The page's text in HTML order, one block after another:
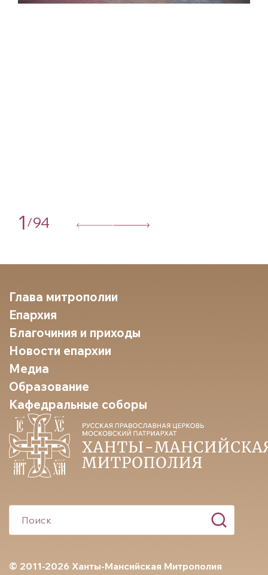
1 /94
© 2011-2026 Ханты-Мансийская Митрополия
Глава митрополии
Епархия
Благочиния и приходы
Новости епархии
Медиа
Образование
Кафедральные соборы